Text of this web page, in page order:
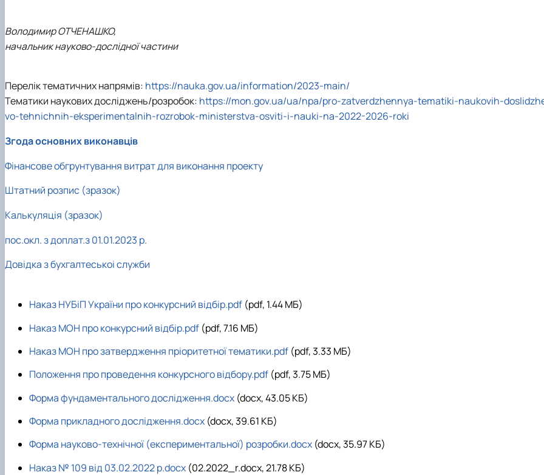
Володимир ОТЧЕНАШКО,
начальник науково-дослідної частини
Перелік тематичних напрямів: https://nauka.gov.ua/information/2023-main/
Тематики наукових досліджень/розробок: https://mon.gov.ua/ua/npa/pro-zatverdzhennya-tematiki-naukovih-
vo-tehnichnih-eksperimentalnih-rozrobok-ministerstva-osviti-i-nauki-na-2022-2026-roki
Згода основних виконавців
Фiнансове обгрунтування витрат для виконання проекту
Штатний розпис (зразок)
Калькуляцiя (зразок)
пос.окл. з доплат.з 01.01.2023 р.
Довідка з бухгалтеськоі служби
Наказ НУБіП України про конкурсний відбір.pdf (pdf, 1.44 MБ)
Наказ МОН про конкурсний відбір.pdf (pdf, 7.16 MБ)
Наказ МОН про затвердження пріоритетної тематики.pdf (pdf, 3.33 MБ)
Положення про проведення конкурсного відбору.pdf (pdf, 3.75 MБ)
Форма фундаментального дослідження.docx (docx, 43.05 КБ)
Форма прикладного дослідження.docx (docx, 39.61 КБ)
Форма науково-технічної (експериментальної) розробки.docx (docx, 35.97 КБ)
Наказ № 109 від 03.02.2022 р.docx (02.2022_r.docx, 21.78 КБ)